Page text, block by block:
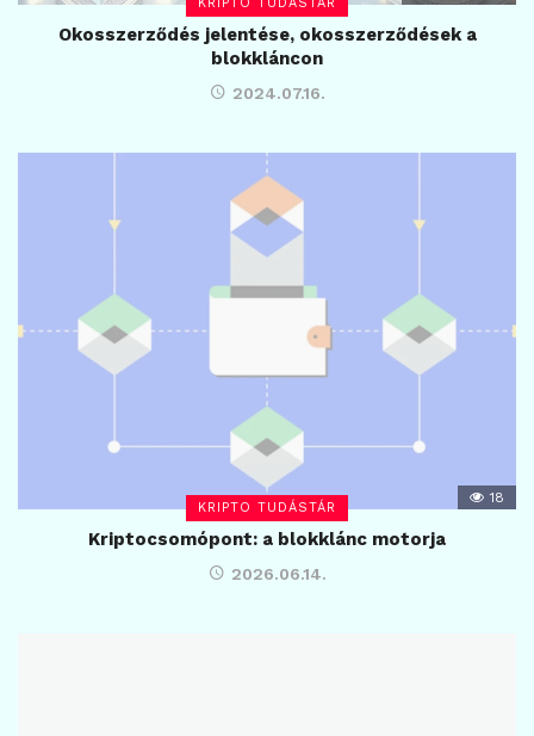
Okosszerződés jelentése, okosszerződések a
blokkláncon
2024.07.16.
KRIPTO TUDÁSTÁR
18
Kriptocsomópont: a blokklánc motorja
2026.06.14.